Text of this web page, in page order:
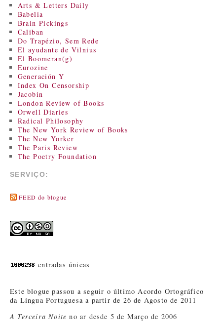
Arts & Letters Daily
Babelia
Brain Pickings
Caliban
Do Trapézio, Sem Rede
El ayudante de Vilnius
El Boomeran(g)
Eurozine
Generación Y
Index On Censorship
Jacobin
London Review of Books
Orwell Diaries
Radical Philosophy
The New York Review of Books
The New Yorker
The Paris Review
The Poetry Foundation
SERVIÇO:
FEED do blogue
entradas únicas
Este blogue passou a seguir o último Acordo Ortográfico
da Língua Portuguesa a partir de 26 de Agosto de 2011
A Terceira Noite no ar desde 5 de Março de 2006